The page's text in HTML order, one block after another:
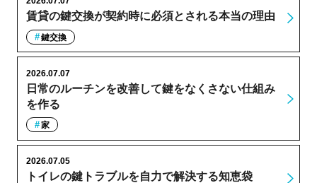
賃貸の鍵交換が契約時に必須とされる本当の理由
鍵交換
日常のルーチンを改善して鍵をなくさない仕組み
を作る
2026.07.07
家
トイレの鍵トラブルを自力で解決する知恵袋
2026.07.05